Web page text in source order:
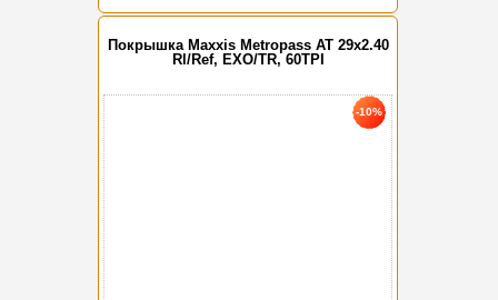
Покрышка Maxxis Metropass AT 29x2.40
Rl/Ref, EXO/TR, 60TPI
-10%